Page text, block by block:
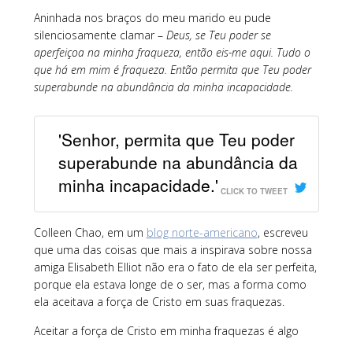
Aninhada nos braços do meu marido eu pude
silenciosamente clamar – Deus, se Teu poder se
aperfeiçoa na minha fraqueza, então eis-me aqui. Tudo o
que há em mim é fraqueza. Então permita que Teu poder
superabunde na abundância da minha incapacidade.
'Senhor, permita que Teu poder
superabunde na abundância da
minha incapacidade.' CLICK TO TWEET
Colleen Chao, em um blog norte-americano, escreveu
que uma das coisas que mais a inspirava sobre nossa
amiga Elisabeth Elliot não era o fato de ela ser perfeita,
porque ela estava longe de o ser, mas a forma como
ela aceitava a força de Cristo em suas fraquezas.
Aceitar a força de Cristo em minha fraquezas é algo